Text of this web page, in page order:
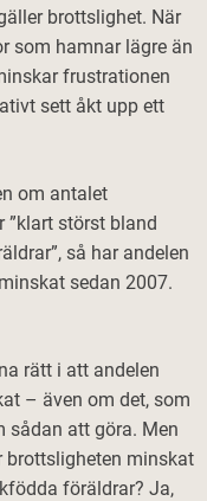
brottslighet. När
som hamnar lägre än
frustrationen
sett åkt upp ett
om antalet
”klart störst bland
så har andelen
sedan 2007.
rätt i att andelen
– även om det, som
sådan att göra. Men
brottsligheten minskat
föräldrar? Ja,